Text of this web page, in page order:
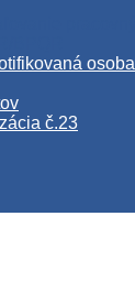
osoba
č.23